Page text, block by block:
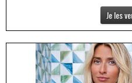
Je les